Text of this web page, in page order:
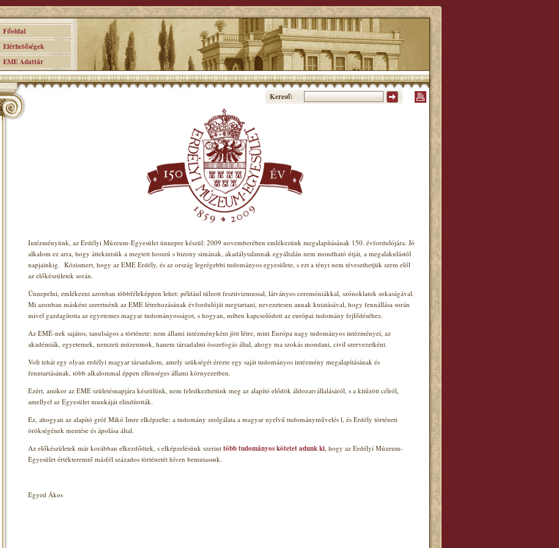
Főoldal
Elérhetőségek
EME Adattár
Kereső:
Intézményünk, az Erdélyi Múzeum-Egyesület ünnepre készül: 2009 novemberében emlékezünk megalapításának 150. évfordulójára. Jó
alkalom ez arra, hogy áttekintsük a megtett hosszú s bizony simának, akadálytalannak egyáltalán nem mondható útját, a megalakulástól
napjainkig. Közismert, hogy az EME Erdély, és az ország legrégebbi tudományos egyesülete, s ezt a tényt nem téveszthetjük szem elől
az előkészületek során.
Ünnepelni, emlékezni azonban többféleképpen lehet: például túlzott fesztivizmussal, látványos ceremóniákkal, szónoklatok sokaságával.
Mi azonban másként szeretnénk az EME létrehozásának évfordulóját megtartani, nevezetesen annak kutatásával, hogy fennállása során
mivel gazdagította az egyetemes magyar tudományosságot, s hogyan, miben kapcsolódott az európai tudomány fejlődéséhez.
Az EMÉ-nek sajátos, tanulságos a története: nem állami intézményként jött létre, mint Európa nagy tudományos intézményei, az
akadémiák, egyetemek, nemzeti múzeumok, hanem társadalmi összefogás által, ahogy ma szokás mondani, civil szervezetként.
Volt tehát egy olyan erdélyi magyar társadalom, amely szükségét érezte egy saját tudományos intézmény megalapításának és
fenntartásának, több alkalommal éppen ellenséges állami környezetben.
Ezért, amikor az EME születésnapjára készülünk, nem feledkezhetünk meg az alapító elődök áldozatvállalásáról, s a kitűzött célról,
amellyel az Egyesület munkáját elindították.
Ez, ahogyan az alapító gróf Mikó Imre elképzelte: a tudomány szolgálata a magyar nyelvű tudományművelés l, és Erdély történeti
örökségének mentése és ápolása által.
Az előkészületek már korábban elkezdődtek, s elképzelésünk szerint több tudományos kötetet adunk ki, hogy az Erdélyi Múzeum-
Egyesület értékteremtő másfél százados történetét híven bemutassuk.
Egyed Ákos